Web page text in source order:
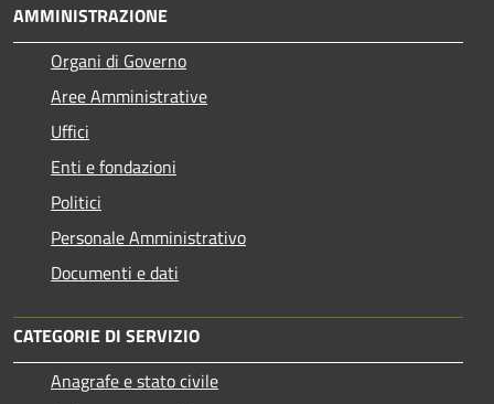
AMMINISTRAZIONE
Organi di Governo
Aree Amministrative
Uffici
Enti e fondazioni
Politici
Personale Amministrativo
Documenti e dati
CATEGORIE DI SERVIZIO
Anagrafe e stato civile